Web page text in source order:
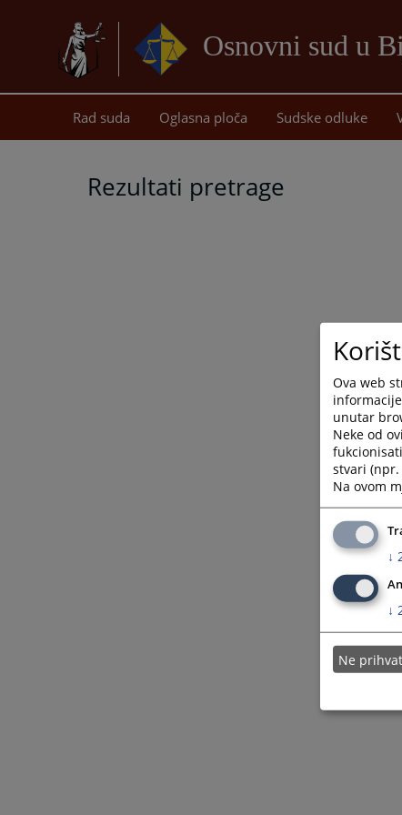
Osnovni sud u
Rad suda Oglasna ploča Sudske odluke
Rezultati pretrage
Ova web
unutar
Neke od
stvari (npr.
Na ovom
↓
↓
Ne